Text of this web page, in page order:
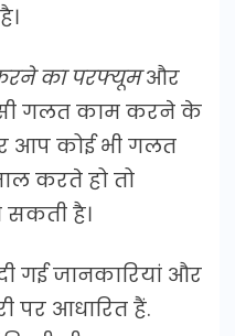
का परफ्यूमऔर
गलत काम करने के
आप कोई भी गलत
करते हो तो
सकती है।
गई जानकारियां और
पर आधारित हैं.